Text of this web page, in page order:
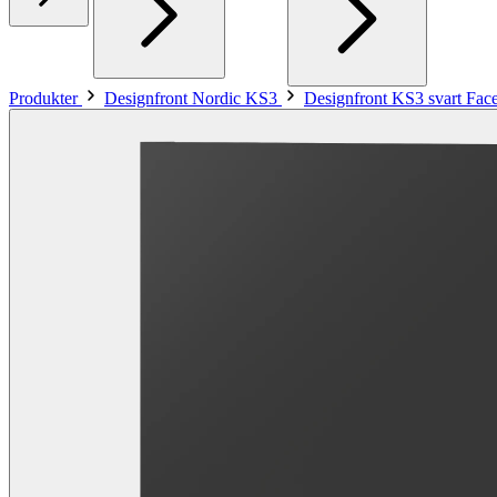
Produkter Designfront Nordic KS3 Designfront KS3 svart